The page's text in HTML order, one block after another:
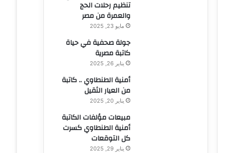
تنظيم رحلات الحج
والعمرة من مصر
مايو 23, 2025
جولة صحفية في حياة
كاتبة مصرية
يناير 26, 2025
أمنية الطنطاوي .. كاتبة
من العيار الثقيل
يناير 20, 2025
مبيعات مؤلفات الكاتبة
أمنية الطنطاوي كسرت
كل التوقعات
يناير 29, 2025